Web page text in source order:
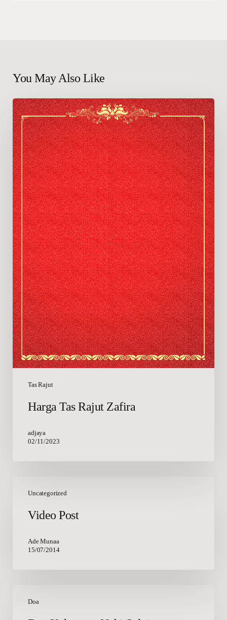
You May Also Like
Tas Rajut
Harga
Tas
Rajut
Zafira
Harga Tas Rajut Zafira
adjaya
02/11/2023
Uncategorized
Video Post
Ade Munaa
15/07/2014
Doa
Kekayaan